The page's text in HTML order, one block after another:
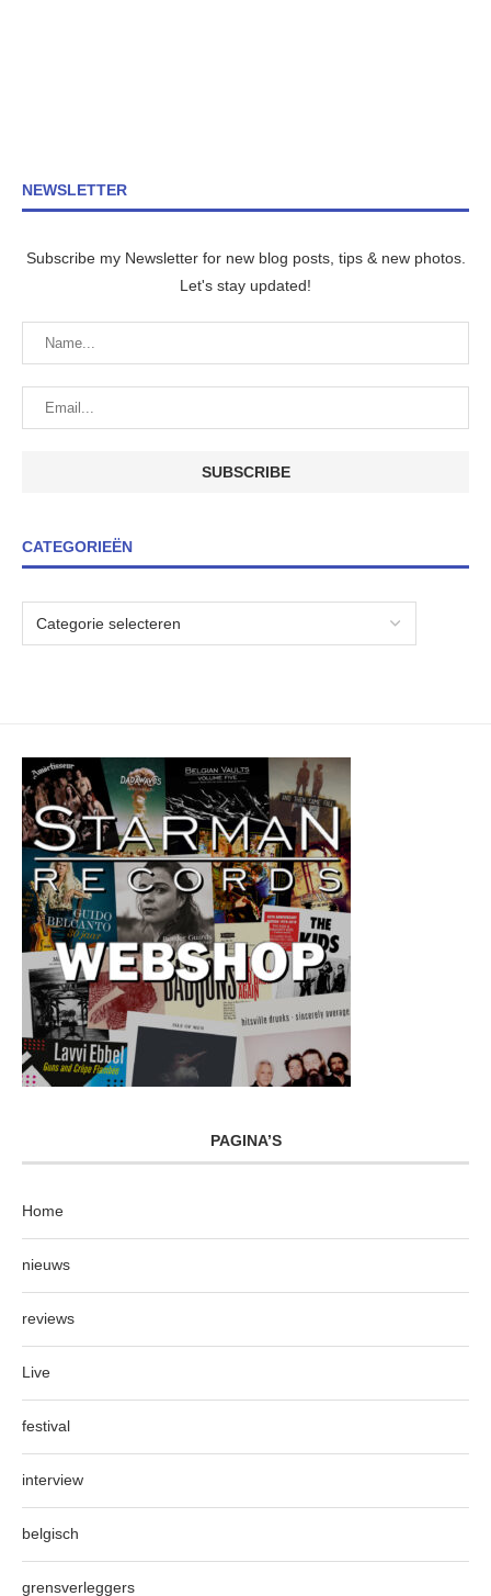
NEWSLETTER
Subscribe my Newsletter for new blog posts, tips & new photos.
Let's stay updated!
CATEGORIEËN
PAGINA’S
Home
nieuws
reviews
Live
festival
interview
belgisch
grensverleggers